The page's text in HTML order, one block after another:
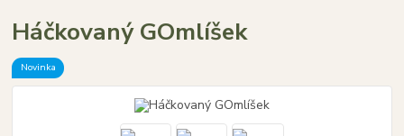
Háčkovaný GOmlíšek
Novinka